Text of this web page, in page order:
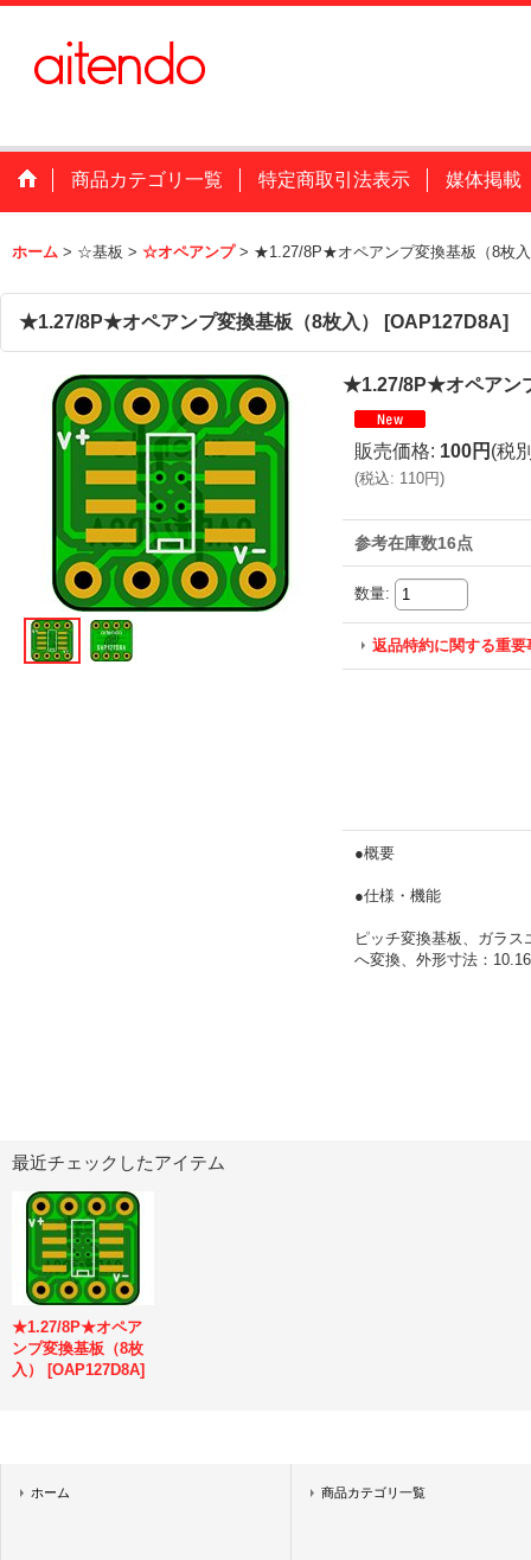
商品カテゴリ一覧 特定商取引法表示 媒体掲載
ホーム > ☆基板 > ☆オペアンプ > ★1.27/8P★オペアンプ変換基板（8枚
★1.27/8P★オペアンプ変換基板（8枚入） [OAP127D8A]
★1.27/8P★オペアン
販売価格: 100円 (税
(税込: 110円)
参考在庫数16点
数量:
返品特約に関する重要
●概要
●仕様・機能
ピッチ変換基板、ガラ
へ変換、外形寸法：
最近チェックしたアイテム
★1.27/8P★オペア
ンプ変換基板（8枚
入）
[OAP127D8A]
ホーム 商品カテゴリ一覧